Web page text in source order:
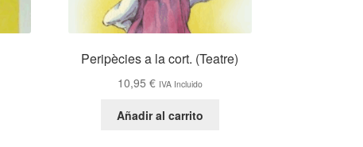
Peripècies a la cort. (Teatre)
10,95 € IVA Incluido
Añadir al carrito